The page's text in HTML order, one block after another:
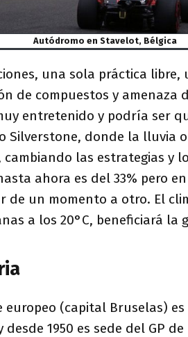
Autódromo en Stavelot, Bélgica
una sola práctica
de compuestos y amenaza
entretenido y podría ser
Silverstone, donde la lluvia
cambiando las estrategias y
ahora es del 33% pero
de un momento a otro. El
a los 20°C, beneficiará la
europeo (capital Bruselas)
desde 1950 es sede del GP